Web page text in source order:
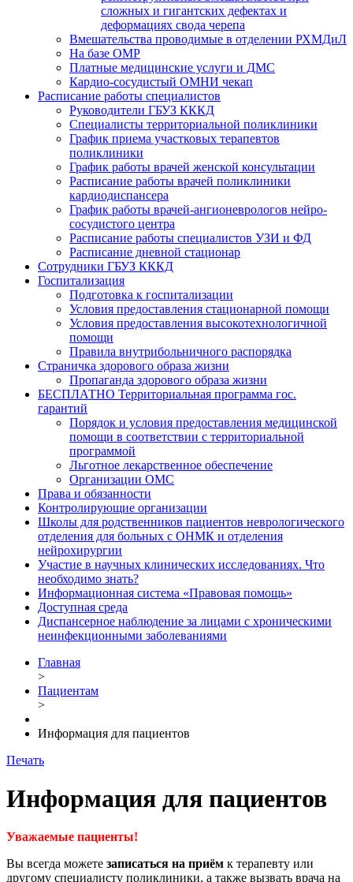
сложных и гигантских дефектах и
деформациях свода черепа
Вмешательства проводимые в отделении РХМДиЛ
На базе ОМР
Платные медицинские услуги и ДМС
Кардио-сосудистый ОМНИ чекап
Расписание работы специалистов
Руководители ГБУЗ КККД
Специалисты территориальной поликлиники
График приема участковых терапевтов
поликлиники
График работы врачей женской консультации
Расписание работы врачей поликлиники
кардиодиспансера
График работы врачей-ангионеврологов нейро-
сосудистого центра
Расписание работы специалистов УЗИ и ФД
Расписание дневной стационар
Сотрудники ГБУЗ КККД
Госпитализация
Подготовка к госпитализации
Условия предоставления стационарной помощи
Условия предоставления высокотехнологичной
помощи
Правила внутрибольничного распорядка
Страничка здорового образа жизни
Пропаганда здорового образа жизни
БЕСПЛАТНО Территориальная программа гос.
гарантий
Порядок и условия предоставления медицинской
помощи в соответствии с территориальной
программой
Льготное лекарственное обеспечение
Организации ОМС
Права и обязанности
Контролирующие организации
Школы для родственников пациентов неврологического
отделения для больных с ОНМК и отделения
нейрохирургии
Участие в научных клинических исследованиях. Что
необходимо знать?
Информационная система «Правовая помощь»
Доступная среда
Диспансерное наблюдение за лицами с хроническими
неинфекционными заболеваниями
Главная
>
Пациентам
>
Информация для пациентов
Печать
Информация для пациентов
Уважаемые пациенты!
Вы всегда можете записаться на приём к терапевту или
другому специалисту поликлиники, а также вызвать врача на